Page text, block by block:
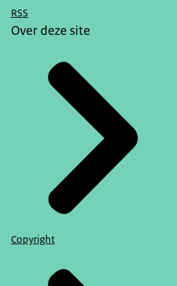
RSS
Over deze site
Copyright